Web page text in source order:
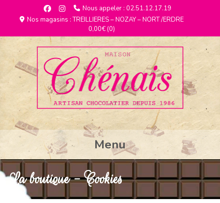
Nous appeler : 02.51.12.17.19
Nos magasins : TREILLIERES – NOZAY – NORT /ERDRE
0,00€(0)
Menu
La boutique - Cookies